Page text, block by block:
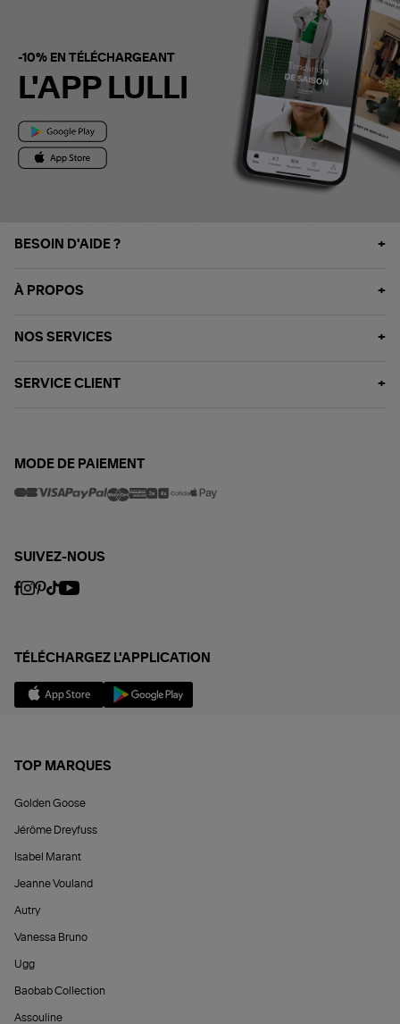
-10% EN TÉLÉCHARGEANT
L'APP LULLI
BESOIN D'AIDE ?
À PROPOS
NOS SERVICES
SERVICE CLIENT
MODE DE PAIEMENT
SUIVEZ-NOUS
TÉLÉCHARGEZ L'APPLICATION
TOP MARQUES
Golden Goose
Jérôme Dreyfuss
Isabel Marant
Jeanne Vouland
Autry
Vanessa Bruno
Ugg
Baobab Collection
Assouline